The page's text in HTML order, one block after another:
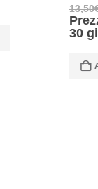
13,50
30